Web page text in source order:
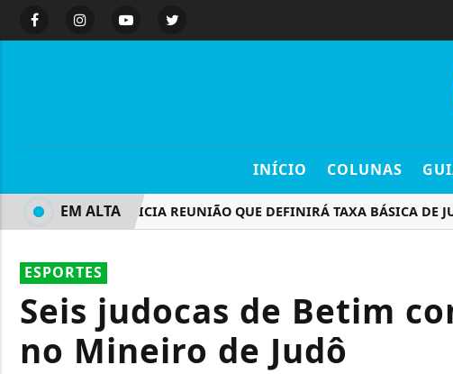
INÍCIO COLUNAS
COPOM INICIA REUNIÃO QUE DEFINIRÁ TAXA BÁSICA DE
EM ALTA
ESPORTES
Seis judocas de Betim
no Mineiro de Judô